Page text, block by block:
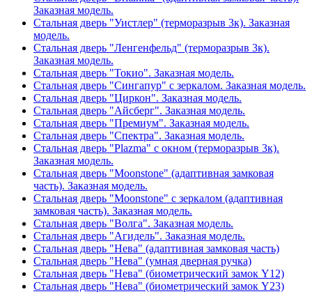
Заказная модель.
Стальная дверь "Уистлер" (терморазрыв 3к). Заказная
модель.
Стальная дверь "Ленгенфельд" (терморазрыв 3к).
Заказная модель.
Стальная дверь "Токио". Заказная модель.
Стальная дверь "Сингапур" с зеркалом. Заказная модель.
Стальная дверь "Циркон". Заказная модель.
Стальная дверь "Айсберг". Заказная модель.
Стальная дверь "Премиум". Заказная модель.
Стальная дверь "Спектра". Заказная модель.
Стальная дверь "Plazma" с окном (терморазрыв 3к).
Заказная модель.
Стальная дверь "Moonstone" (адаптивная замковая
часть). Заказная модель.
Стальная дверь "Moonstone" с зеркалом (адаптивная
замковая часть). Заказная модель.
Стальная дверь "Волга". Заказная модель.
Стальная дверь "Агидель". Заказная модель.
Стальная дверь "Нева" (адаптивная замковая часть)
Стальная дверь "Нева" (умная дверная ручка)
Стальная дверь "Нева" (биометрический замок Y12)
Стальная дверь "Нева" (биометрический замок Y23)